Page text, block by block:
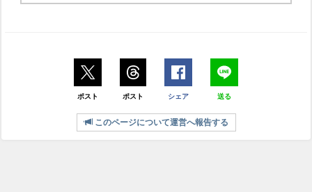
ポスト ポスト シェア 送る
このページについて運営へ報告する